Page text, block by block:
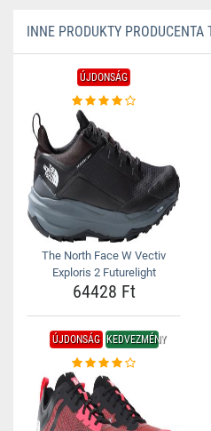
INNE PRODUKTY PRODUCENTA
ÚJDONSÁG
The North Face W Vectiv
Exploris 2 Futurelight
64428 Ft
ÚJDONSÁG KEDVEZMÉNY